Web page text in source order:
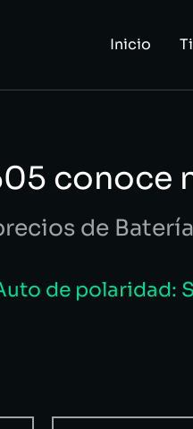
Inicio
conoce
de
de polaridad: